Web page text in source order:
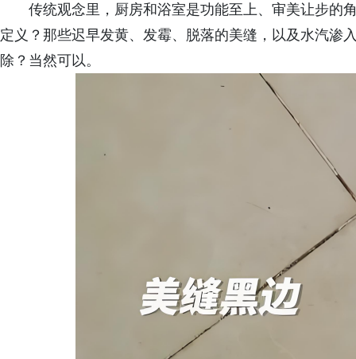
传统观念里，厨房和浴室是功能至上、审美让步的
定义？那些迟早发黄、发霉、脱落的美缝，以及水汽渗
除？当然可以。